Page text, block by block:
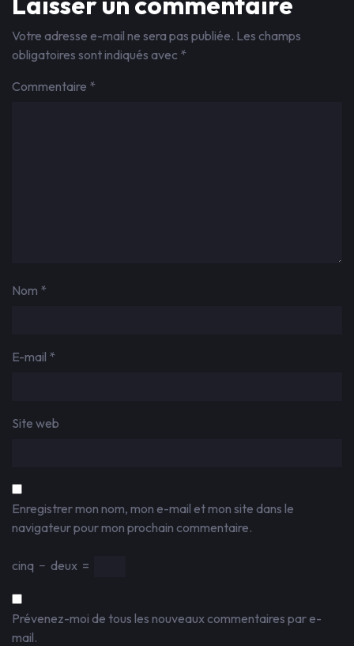
Votre adresse e-mail ne sera pas publiée. Les champs
obligatoires sont indiqués avec *
Commentaire *
Nom *
E-mail *
Site web
Enregistrer mon nom, mon e-mail et mon site dans le
navigateur pour mon prochain commentaire.
cinq − deux =
Prévenez-moi de tous les nouveaux commentaires par e-
mail.